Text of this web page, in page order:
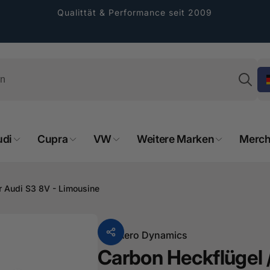
Qualittät & Performance seit 2009
Cupra VW Weitere Marken
Audi S3 8V - Limousine
VonAero Dynamics
Carbon Heckflügel
GmbH
tagen